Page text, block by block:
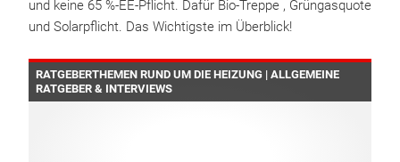
und keine 65 %-EE-Pflicht. Dafür Bio-Treppe , Grüngasquote
und Solarpflicht. Das Wichtigste im Überblick!
RATGEBERTHEMEN RUND UM DIE HEIZUNG | ALLGEMEINE
RATGEBER & INTERVIEWS